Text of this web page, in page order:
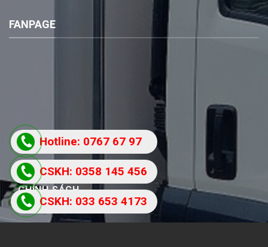
FANPAGE
CHÍNH SÁCH
Chính sách và quy định chung
Hotline: 0767 67 97
87
CSKH: 033 653 4173
CSKH: 0358 145 456